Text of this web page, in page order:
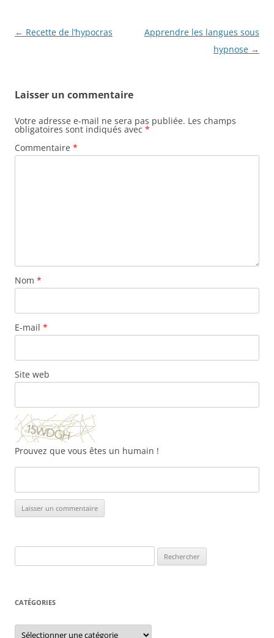
Navigation
← Recette de l’hypocras
Apprendre les langues sous
hypnose →
Laisser un commentaire
Votre adresse e-mail ne sera pas publiée. Les champs
obligatoires sont indiqués avec *
Commentaire *
Nom *
E-mail *
Site web
Prouvez que vous êtes un humain !
CATÉGORIES
Catégories